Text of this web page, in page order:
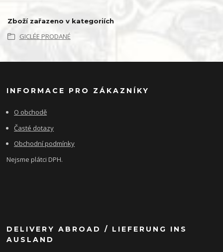
Zboží zařazeno v kategoriích
GICLÉE PRODANÉ
INFORMACE PRO ZÁKAZNÍKY
O obchodě
Časté dotazy
Obchodní podmínky
Nejsme plátci DPH.
DELIVERY ABROAD / LIEFERUNG INS
AUSLAND